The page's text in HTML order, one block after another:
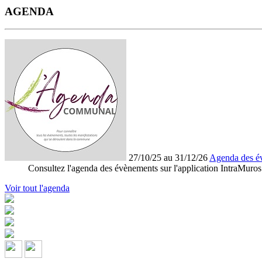
AGENDA
27/10/25 au 31/12/26 Agenda des
Consultez l'agenda des évènements sur l'application IntraMuros
Voir tout l'agenda